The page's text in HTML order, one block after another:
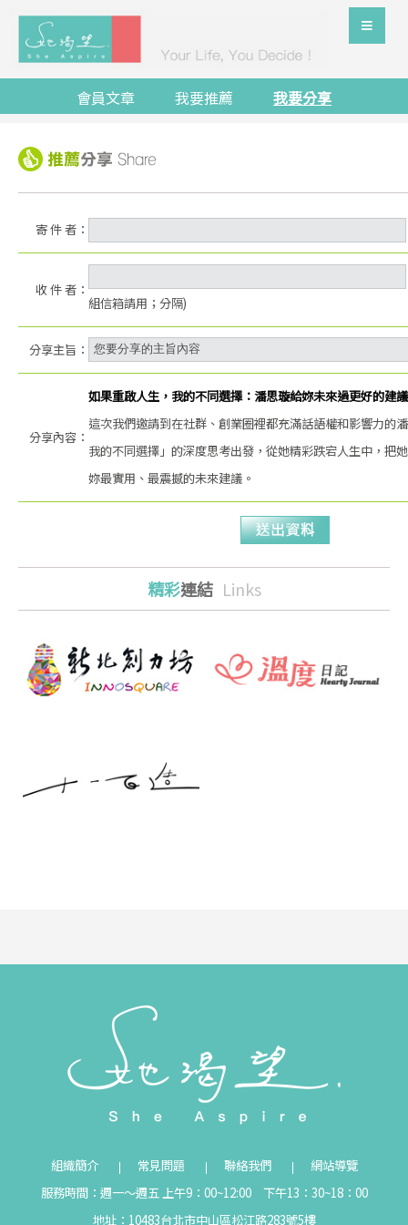
會員文章 我要推薦 我要分享
寄 件 者：
收 件 者：
組信箱請用；分隔)
分享主旨：
分享內容：
如果重啟人生，我的不同選擇：潘思璇給妳未來過更好的建
這次我們邀請到在社群、創業圈裡都充滿話語權和影響力的
我的不同選擇」的深度思考出發，從她精彩跌宕人生中，把
妳最實用、最震撼的未來建議。
精彩連結 Links
組織簡介 常見問題 聯絡我們
網站導覽
服務時間：週一～週五 上午9：00~12:00 下午13：30~18：00
地址：10483台北市中山區松江路283號5樓